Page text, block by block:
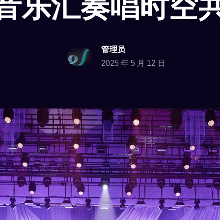
乐汇奏唱时空
管理员
2025 年 5 月 12 日